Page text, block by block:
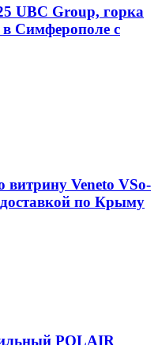
UBC Group, горка
Симферополе с
Veneto VSo-
доставкой по Крыму
POLAIR